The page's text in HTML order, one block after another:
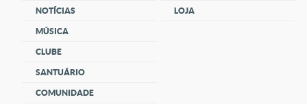
NOTÍCIAS
MÚSICA
CLUBE
SANTUÁRIO
COMUNIDADE
LOJA